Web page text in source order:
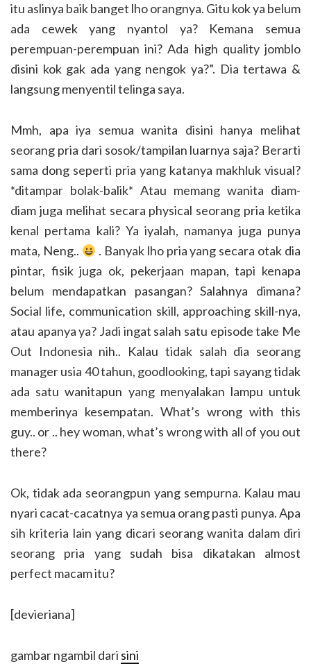
itu aslinya baik banget lho orangnya. Gitu kok ya belum
ada cewek yang nyantol ya? Kemana semua
perempuan-perempuan ini? Ada high quality jomblo
disini kok gak ada yang nengok ya?”. Dia tertawa &
langsung menyentil telinga saya.
Mmh, apa iya semua wanita disini hanya melihat
seorang pria dari sosok/tampilan luarnya saja? Berarti
sama dong seperti pria yang katanya makhluk visual?
*ditampar bolak-balik* Atau memang wanita diam-
diam juga melihat secara physical seorang pria ketika
kenal pertama kali? Ya iyalah, namanya juga punya
mata, Neng..
. Banyak lho pria yang secara otak dia
pintar, fisik juga ok, pekerjaan mapan, tapi kenapa
belum mendapatkan pasangan? Salahnya dimana?
Social life, communication skill, approaching skill-nya,
atau apanya ya? Jadi ingat salah satu episode take Me
Out Indonesia nih.. Kalau tidak salah dia seorang
manager usia 40 tahun, goodlooking, tapi sayang tidak
ada satu wanitapun yang menyalakan lampu untuk
memberinya kesempatan. What’s wrong with this
guy.. or .. hey woman, what’s wrong with all of you out
there?
Ok, tidak ada seorangpun yang sempurna. Kalau mau
nyari cacat-cacatnya ya semua orang pasti punya. Apa
sih kriteria lain yang dicari seorang wanita dalam diri
seorang pria yang sudah bisa dikatakan almost
perfect macam itu?
[devieriana]
gambar ngambil dari sini